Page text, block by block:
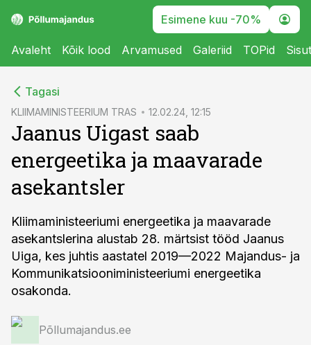
Esimene kuu -70%
Avaleht Kõik lood Arvamused Galeriid TOPid
Tagasi
KLIIMAMINISTEERIUM TRAS 12.02.24, 12:15
Jaanus Uigast saab
energeetika ja maavarade
asekantsler
Kliimaministeeriumi energeetika ja maavarade
asekantslerina alustab 28. märtsist tööd Jaanus
Uiga, kes juhtis aastatel 2019—2022 Majandus- ja
Kommunikatsiooniministeeriumi energeetika
osakonda.
Põllumajandus.ee